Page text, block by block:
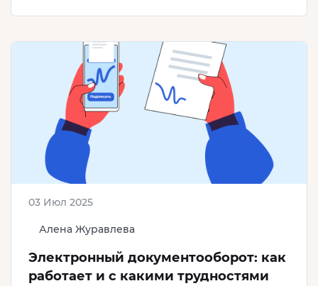
Алена Журавлева
03 Июл 2025
Электронный документооборот: как
работает и с какими трудностями